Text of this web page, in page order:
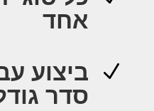
אחד
N
ביצוע
סדר